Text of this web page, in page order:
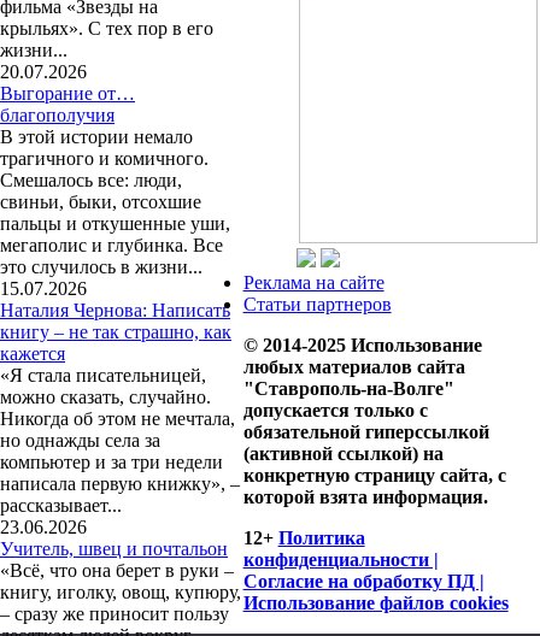
фильма «Звезды на
крыльях». С тех пор в его
жизни...
20.07.2026
Выгорание от…
благополучия
В этой истории немало
трагичного и комичного.
Смешалось все: люди,
свиньи, быки, отсохшие
пальцы и откушенные уши,
мегаполис и глубинка. Все
это случилось в жизни...
15.07.2026
Наталия Чернова: Написать
книгу – не так страшно, как
кажется
«Я стала писательницей,
можно сказать, случайно.
Никогда об этом не мечтала,
но однажды села за
компьютер и за три недели
написала первую книжку», –
рассказывает...
23.06.2026
Учитель, швец и почтальон
«Всё, что она берет в руки –
книгу, иголку, овощ, купюру,
– сразу же приносит пользу
Реклама на сайте
Статьи партнеров
© 2014-2025 Использование
любых материалов сайта
"Ставрополь-на-Волге"
допускается только с
обязательной гиперссылкой
(активной ссылкой) на
конкретную страницу сайта, с
которой взята информация.
12+ Политика
конфиденциальности |
Согласие на обработку ПД |
Использование файлов cookies